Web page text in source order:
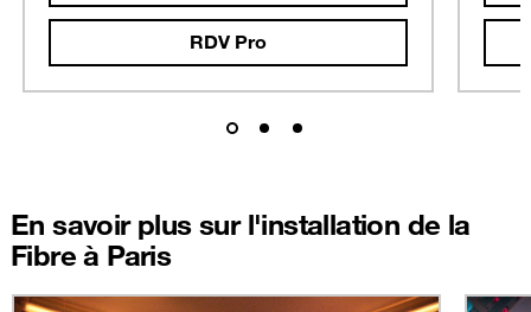
RDV Pro
En savoir plus sur l'installation de la
Fibre à Paris